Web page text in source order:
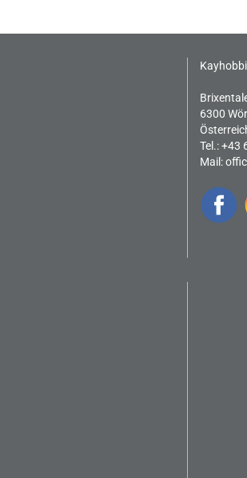
6300
Tel.: +43
Mail: